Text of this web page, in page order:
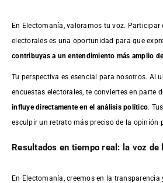
En Electomanía, valoramos tu voz. Participar
electorales es una oportunidad para que
contribuyas a un entendimiento más amplio
Tu perspectiva es esencial para nosotros. Al
encuestas electorales, te conviertes en parte
influye directamente en el análisis político.
esculpir un retrato más preciso de la opinión
Resultados en tiempo real: la voz de
En Electomanía, creemos en la transparencia